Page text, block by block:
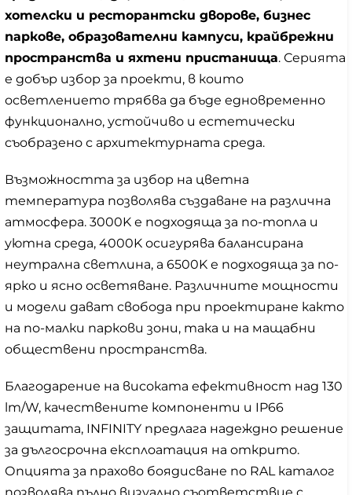
хотелски и ресторантски дворове, бизнес
паркове, образователни кампуси, крайбрежни
пространства и яхтени пристанища. Серията
е добър избор за проекти, в които
осветлението трябва да бъде едновременно
функционално, устойчиво и естетически
съобразено с архитектурната среда.
Възможността за избор на цветна
температура позволява създаване на различна
атмосфера. 3000K е подходяща за по-топла и
уютна среда, 4000K осигурява балансирана
неутрална светлина, а 6500K е подходяща за по-
ярко и ясно осветяване. Различните мощности
и модели дават свобода при проектиране както
на по-малки паркови зони, така и на мащабни
обществени пространства.
Благодарение на високата ефективност над 130
lm/W, качествените компоненти и IP66
защитата, INFINITY предлага надеждно решение
за дългосрочна експлоатация на открито.
Опцията за прахово боядисване по RAL каталог